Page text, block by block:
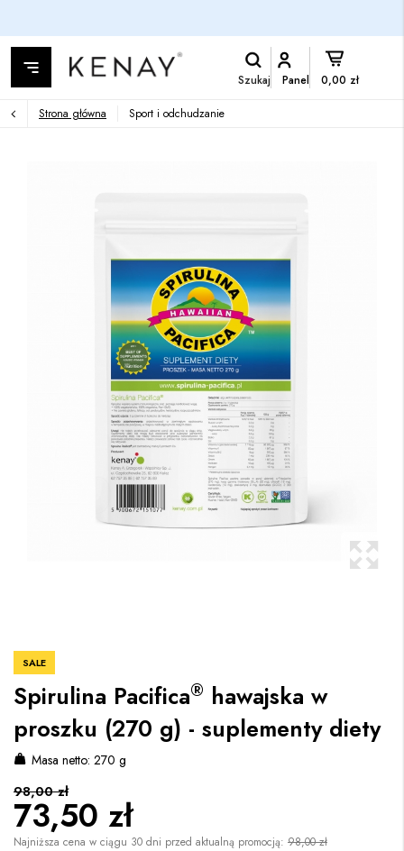
Szukaj Panel 0,00 zł
Strona główna Sport i odchudzanie
SALE
Spirulina Pacifica® hawajska w
proszku (270 g) - suplementy diety
Masa netto: 270 g
73,50 zł
98,00 zł
Najniższa cena w ciągu 30 dni przed aktualną promocją: 98,00 zł